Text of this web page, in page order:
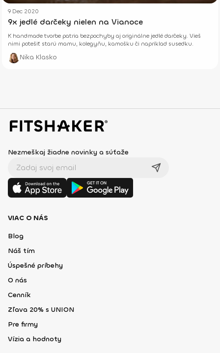
9 Dec 2020
9x jedlé darčeky nielen na Vianoce
K handmade tvorbe patria bezpochyby aj originálne jedlé darčeky. Vieš
nimi potešiť starú mamu, kolegyňu, kamošku či napríklad susedku.
Nika Klasko
Nezmeškaj žiadne novinky a súťaže
VIAC O NÁS
Blog
Náš tím
Úspešné príbehy
O nás
Cenník
Zľava 20% s UNION
Pre firmy
Vízia a hodnoty